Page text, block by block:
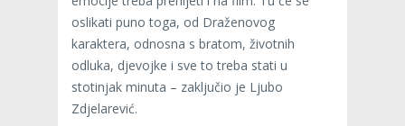
oslikati puno toga, od Draženovog
karaktera, odnosna s bratom, životnih
odluka, djevojke i sve to treba stati u
stotinjak minuta – zaključio je Ljubo
Zdjelarević.